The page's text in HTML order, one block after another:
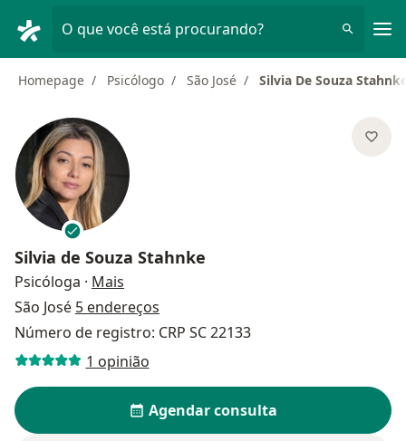
O que você está procurando?
Homepage Psicólogo São José Silvia De Souza
Silvia de Souza Stahnke
Psicóloga · Mais
São José 5 endereços
Número de registro: CRP SC 22133
1 opinião
Agendar consulta